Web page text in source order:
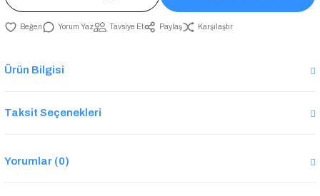
Yorum Yaz Tavsiye Et Paylaş Karşılaştır
Ürün Bilgisi
Taksit Seçenekleri
Yorumlar (0)